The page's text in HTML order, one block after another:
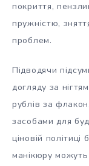
покриття,
пружністю,
проблем.
Підводячи
догляду за
рублів за
засобами для
ціновій
манікюру